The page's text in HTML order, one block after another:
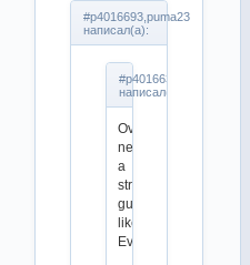
#p4016693,puma23
написал(а):
написал(а):
Ovsyankina
needs
a
strong
guy
like
Evgeniy